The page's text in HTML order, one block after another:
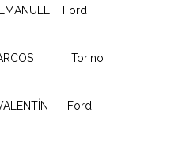
EMANUEL Ford
Torino
VALENTÍN Ford